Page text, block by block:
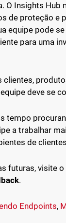
O Insights
de proteção e
equipe pode
para uma
deve se
tempo
a trabalhar
de
futuras, visite
.
Endpoints,